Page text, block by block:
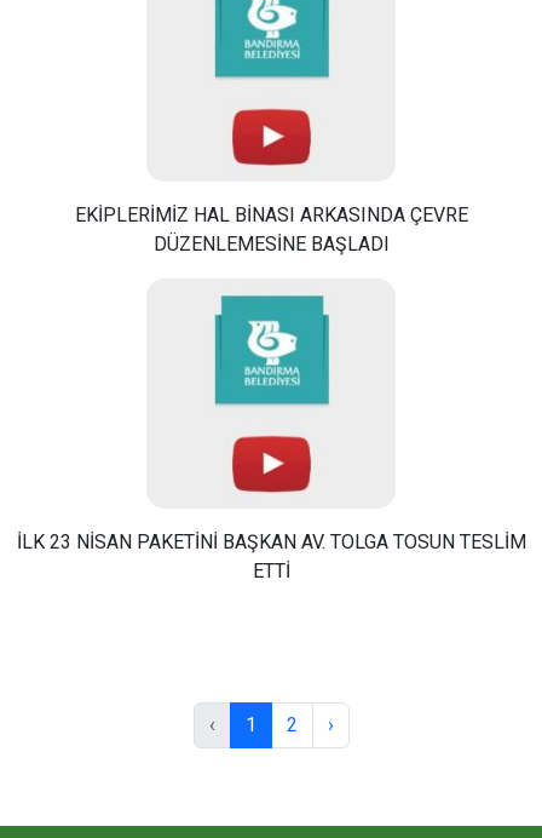
EKİPLERİMİZ HAL BİNASI ARKASINDA ÇEVRE
DÜZENLEMESİNE BAŞLADI
İLK 23 NİSAN PAKETİNİ BAŞKAN AV. TOLGA TOSUN TESLİM
ETTİ
‹ 1 2 ›